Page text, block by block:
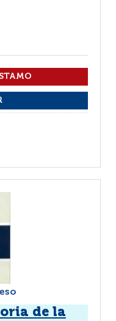
de la